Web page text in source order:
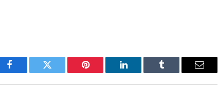
Facebook Twitter Pinterest LinkedIn Tumblr Email